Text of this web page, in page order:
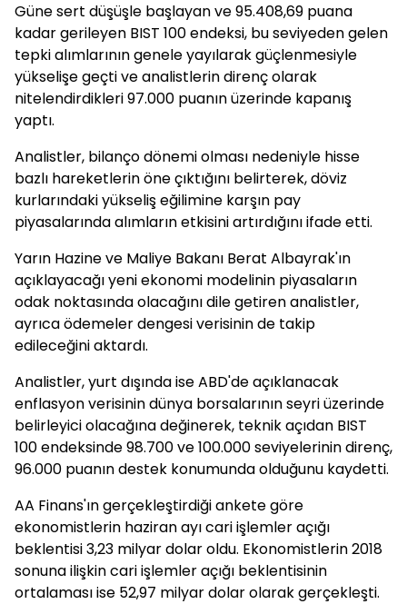
Güne sert düşüşle başlayan ve 95.408,69 puana
kadar gerileyen BIST 100 endeksi, bu seviyeden gelen
tepki alımlarının genele yayılarak güçlenmesiyle
yükselişe geçti ve analistlerin direnç olarak
nitelendirdikleri 97.000 puanın üzerinde kapanış
yaptı.
Analistler, bilanço dönemi olması nedeniyle hisse
bazlı hareketlerin öne çıktığını belirterek, döviz
kurlarındaki yükseliş eğilimine karşın pay
piyasalarında alımların etkisini artırdığını ifade etti.
Yarın Hazine ve Maliye Bakanı Berat Albayrak'ın
açıklayacağı yeni ekonomi modelinin piyasaların
odak noktasında olacağını dile getiren analistler,
ayrıca ödemeler dengesi verisinin de takip
edileceğini aktardı.
Analistler, yurt dışında ise ABD'de açıklanacak
enflasyon verisinin dünya borsalarının seyri üzerinde
belirleyici olacağına değinerek, teknik açıdan BIST
100 endeksinde 98.700 ve 100.000 seviyelerinin direnç,
96.000 puanın destek konumunda olduğunu kaydetti.
AA Finans'ın gerçekleştirdiği ankete göre
ekonomistlerin haziran ayı cari işlemler açığı
beklentisi 3,23 milyar dolar oldu. Ekonomistlerin 2018
sonuna ilişkin cari işlemler açığı beklentisinin
ortalaması ise 52,97 milyar dolar olarak gerçekleşti.